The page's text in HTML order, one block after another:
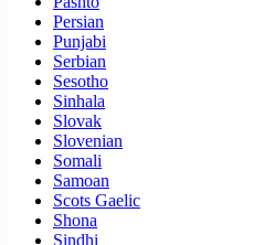
Persian
Punjabi
Serbian
Sesotho
Sinhala
Slovak
Slovenian
Somali
Samoan
Scots Gaelic
Shona
Sindhi